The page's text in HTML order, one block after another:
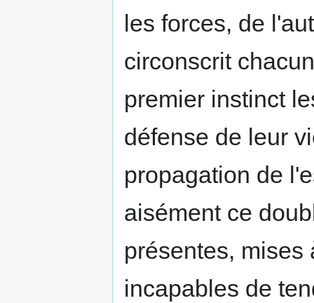
les forces, de
circonscrit
premier instinct
défense de leur
propagation de
aisément ce
présentes, mises
incapables de